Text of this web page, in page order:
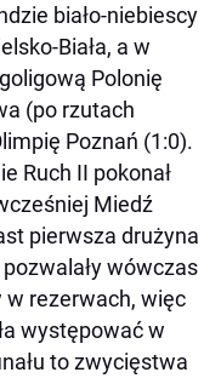
biało-niebiescy
Biała, a w
Polonię
(po rzutach
Poznań (1:0).
Ruch II pokonał
Miedź
pierwsza drużyna
wówczas
w rezerwach, więc
występować w
to zwycięstwa